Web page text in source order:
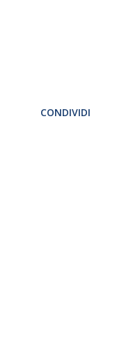
CONDIVIDI